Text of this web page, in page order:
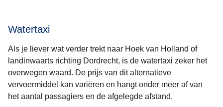
Watertaxi
Als je liever wat verder trekt naar Hoek van Holland of
landinwaarts richting Dordrecht, is de watertaxi zeker het
overwegen waard. De prijs van dit alternatieve
vervoermiddel kan variëren en hangt onder meer af van
het aantal passagiers en de afgelegde afstand.